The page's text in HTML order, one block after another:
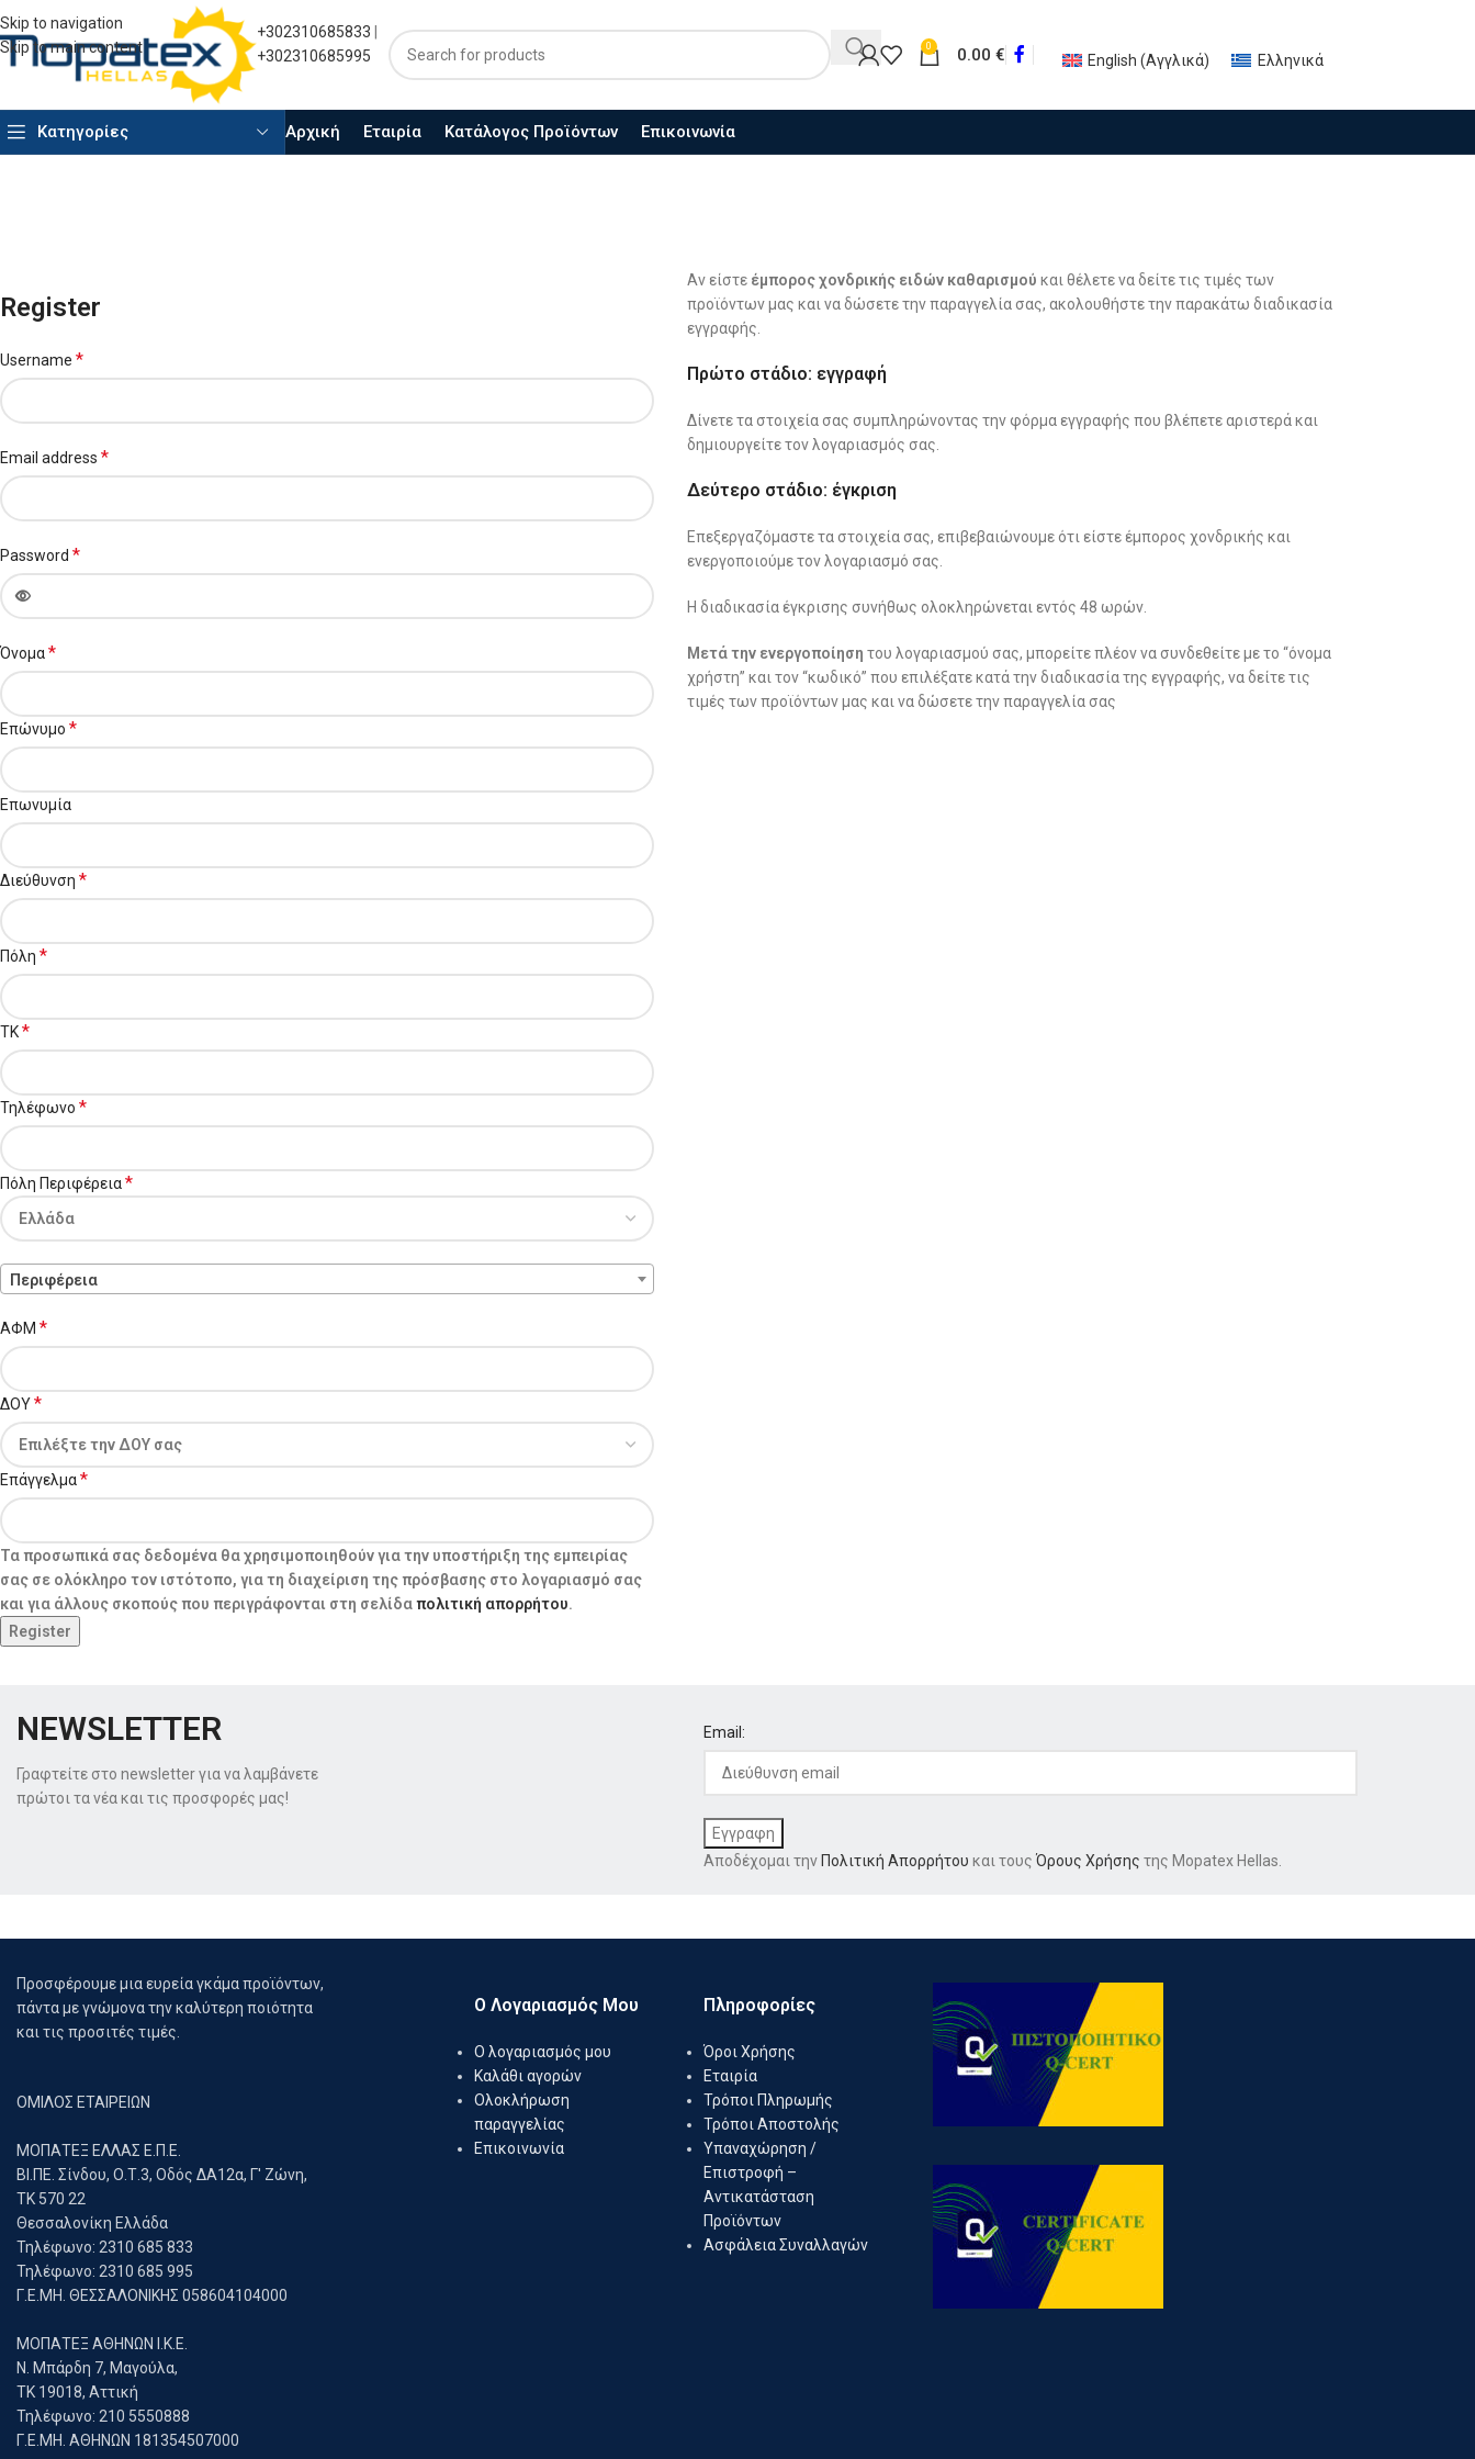
Skip to navigation
Skip to main content
+302310685833
+302310685995
0 0.00 € English (Αγγλικά) Ελληνικά
Kατηγορίες Αρχική Εταιρία Κατάλογος Προϊόντων Επικοινωνία
Register
Username *
Email address *
Password *
Όνομα*
Επώνυμο *
Επωνυμία
Διεύθυνση *
Πόλη *
ΤΚ*
Τηλέφωνο *
Πόλη Περιφέρεια*
Περιφέρεια
ΑΦΜ *
ΔΟΥ*
Επάγγελμα*
Τα προσωπικά σας δεδομένα θα χρησιμοποιηθούν για την υποστήριξη της εμπειρίας
σας σε ολόκληρο τον ιστότοπο, για τη διαχείριση της πρόσβασης στο λογαριασμό σας
και για άλλους σκοπούς που περιγράφονται στη σελίδαπολιτική απορρήτου.
Register
Αν είστε έμπορος χονδρικής ειδών καθαρισμού και θέλετε να δείτε τις τιμές των
προϊόντων μας και να δώσετε την παραγγελία σας, ακολουθήστε την παρακάτω διαδικασία
εγγραφής.
Πρώτο στάδιο: εγγραφή
Δίνετε τα στοιχεία σας συμπληρώνοντας την φόρμα εγγραφής που βλέπετε αριστερά και
δημιουργείτε τον λογαριασμός σας.
Δεύτερο στάδιο: έγκριση
Επεξεργαζόμαστε τα στοιχεία σας, επιβεβαιώνουμε ότι είστε έμπορος χονδρικής και
ενεργοποιούμε τον λογαριασμό σας.
Η διαδικασία έγκρισης συνήθως ολοκληρώνεται εντός 48 ωρών.
Μετά την ενεργοποίηση του λογαριασμού σας, μπορείτε πλέον να συνδεθείτε με το “όνομα
χρήστη” και τον “κωδικό” που επιλέξατε κατά την διαδικασία της εγγραφής, να δείτε τις
τιμές των προϊόντων μας και να δώσετε την παραγγελία σας
NEWSLETTER
Γραφτείτε στο newsletter για να λαμβάνετε
πρώτοι τα νέα και τις προσφορές μας!
Email:
Αποδέχομαι την Πολιτική Απορρήτου και τους Όρους Χρήσης της Mopatex Hellas.
Προσφέρουμε μια ευρεία γκάμα προϊόντων,
πάντα με γνώμονα την καλύτερη ποιότητα
και τις προσιτές τιμές.
ΟΜΙΛΟΣ ΕΤΑΙΡΕΙΩΝ
ΜΟΠΑΤΕΞ ΕΛΛΑΣ Ε.Π.Ε.
ΒΙ.ΠΕ. Σίνδου, Ο.Τ.3, Οδός ΔΑ12α, Γ' Ζώνη,
ΤΚ 570 22
Θεσσαλονίκη Ελλάδα
Τηλέφωνο: 2310 685 833
Τηλέφωνο: 2310 685 995
Γ.Ε.ΜΗ. ΘΕΣΣΑΛΟΝΙΚΗΣ 058604104000
ΜΟΠΑΤΕΞ ΑΘΗΝΩΝ Ι.Κ.Ε.
Ν. Μπάρδη 7, Μαγούλα,
ΤΚ 19018, Αττική
Τηλέφωνο: 210 5550888
Γ.Ε.ΜΗ. ΑΘΗΝΩΝ 181354507000
Ο Λογαριασμός Μου
Ο λογαριασμός μου
Καλάθι αγορών
Ολοκλήρωση
παραγγελίας
Επικοινωνία
Πληροφορίες
Όροι Χρήσης
Εταιρία
Τρόποι Πληρωμής
Τρόποι Αποστολής
Υπαναχώρηση /
Επιστροφή –
Αντικατάσταση
Προϊόντων
Ασφάλεια Συναλλαγών